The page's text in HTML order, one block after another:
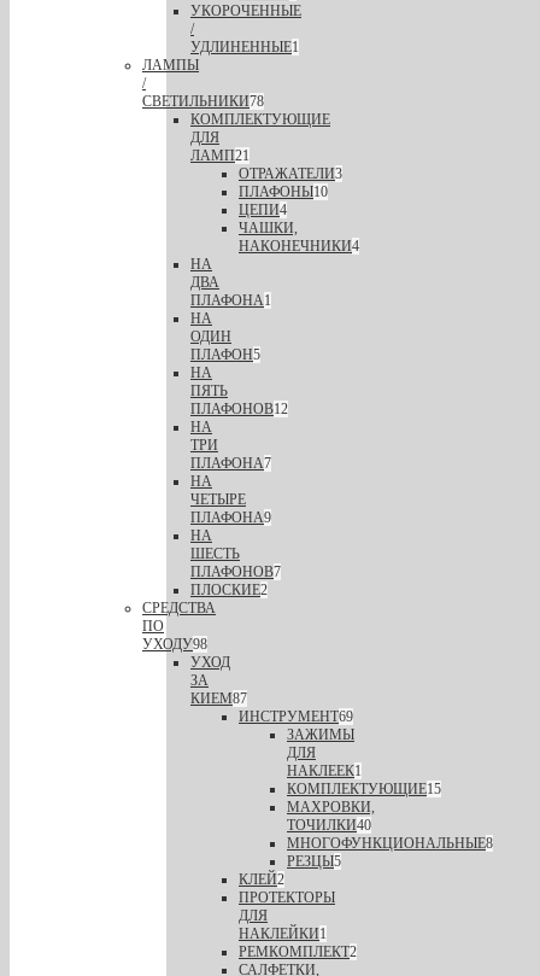
УКОРОЧЕННЫЕ
/
УДЛИНЕННЫЕ1
ЛАМПЫ
/
СВЕТИЛЬНИКИ78
КОМПЛЕКТУЮЩИЕ
ДЛЯ
ЛАМП21
ОТРАЖАТЕЛИ3
ПЛАФОНЫ10
ЦЕПИ4
ЧАШКИ,
НАКОНЕЧНИКИ4
НА
ДВА
ПЛАФОНА1
НА
ОДИН
ПЛАФОН5
НА
ПЯТЬ
ПЛАФОНОВ12
НА
ТРИ
ПЛАФОНА7
НА
ЧЕТЫРЕ
ПЛАФОНА9
НА
ШЕСТЬ
ПЛАФОНОВ7
ПЛОСКИЕ2
СРЕДСТВА
ПО
УХОДУ98
УХОД
ЗА
КИЕМ87
ИНСТРУМЕНТ69
ЗАЖИМЫ
ДЛЯ
НАКЛЕЕК1
КОМПЛЕКТУЮЩИЕ15
МАХРОВКИ,
ТОЧИЛКИ40
МНОГОФУНКЦИОНАЛЬНЫЕ8
РЕЗЦЫ5
КЛЕЙ2
ПРОТЕКТОРЫ
ДЛЯ
НАКЛЕЙКИ1
РЕМКОМПЛЕКТ2
САЛФЕТКИ,